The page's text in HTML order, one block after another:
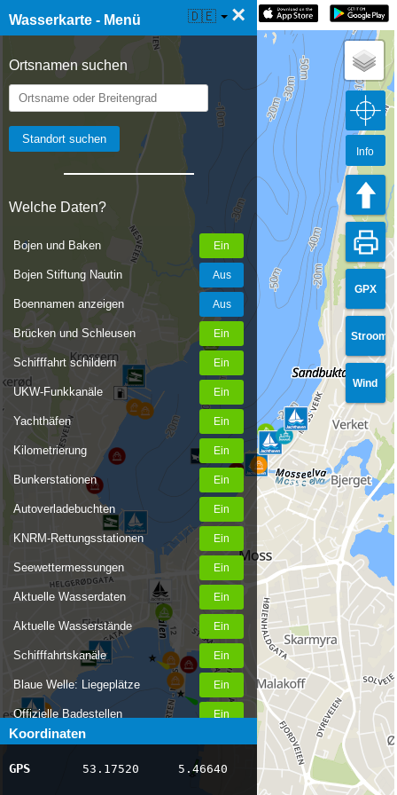
Wasserkarte - Menü ×
Ortsnamen suchen
Welche Daten?
Bojen und Baken
Bojen Stiftung Nautin
Boennamen anzeigen
Brücken und Schleusen
Schifffahrt schildern
UKW-Funkkanäle
Yachthäfen
Kilometrierung
Bunkerstationen
Autoverladebuchten
KNRM-Rettungsstationen
Seewettermessungen
Aktuelle Wasserdaten
Aktuelle Wasserstände
Schifffahrtskanäle
Blaue Welle: Liegeplätze
Offizielle Badestellen
Nachrichten Binnenschifffahrt
AIS-Schiffspositionen
Koordinaten
GPS 53.17520 5.46640
☰ Wasserkarte Live 🇩🇪
GPX
Stroom
Wind
Info